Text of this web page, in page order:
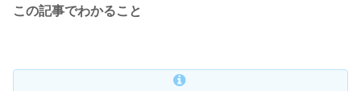
この記事でわかること